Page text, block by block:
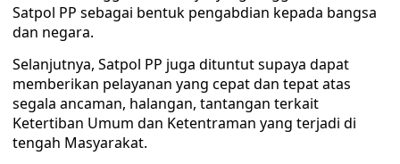
Satpol PP sebagai bentuk pengabdian kepada bangsa
dan negara.
Selanjutnya, Satpol PP juga dituntut supaya dapat
memberikan pelayanan yang cepat dan tepat atas
segala ancaman, halangan, tantangan terkait
Ketertiban Umum dan Ketentraman yang terjadi di
tengah Masyarakat.